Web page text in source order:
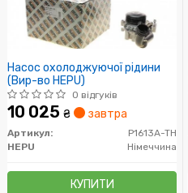
Насос охолоджуючої рідини
(Вир-во HEPU)
0 відгуків
10 025 ₴ завтра
Артикул:
P1613A-TH
HEPU
Німеччина
КУПИТИ